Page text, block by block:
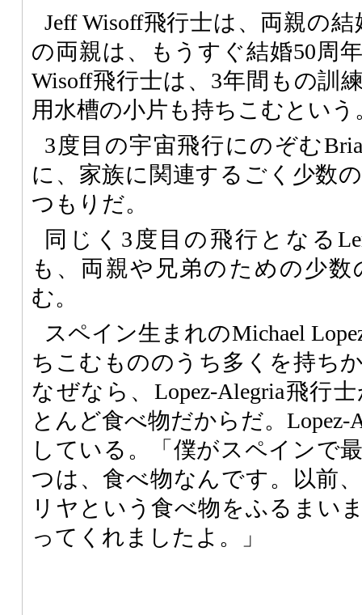
Jeff Wisoff飛行士は、両親の
の両親は、もうすぐ結婚50周
Wisoff飛行士は、3年間もの訓
用水槽の小片も持ちこむという
3度目の宇宙飛行にのぞむ
に、家族に関連するごく少数
つもりだ。
同じく3度目の飛行となる
も、両親や兄弟のための少
む。
スペイン生まれのMichael
ちこむもののうち多くを持ち
なぜなら、Lopez-Alegria飛行
とんど食べ物だからだ。Lopez-
している。「僕がスペインで
つは、食べ物なんです。以前
リヤという食べ物をふるまい
ってくれましたよ。」